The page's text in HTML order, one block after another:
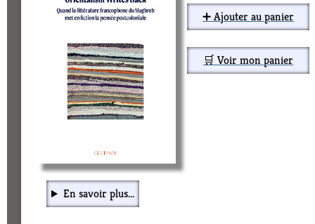
➕ Ajouter au panier
🛒 Voir mon panier
En savoir plus...